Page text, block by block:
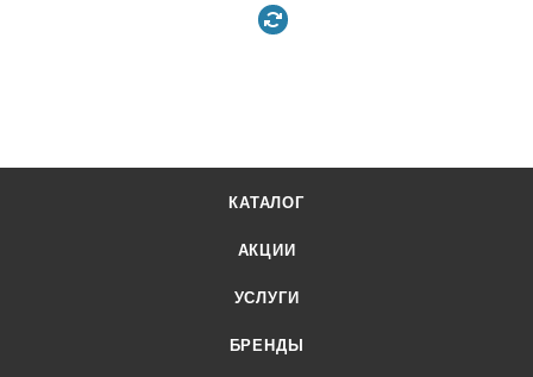
КАТАЛОГ
АКЦИИ
УСЛУГИ
БРЕНДЫ